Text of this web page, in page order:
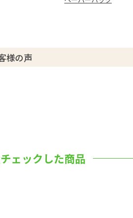
様の声
ェックした商品